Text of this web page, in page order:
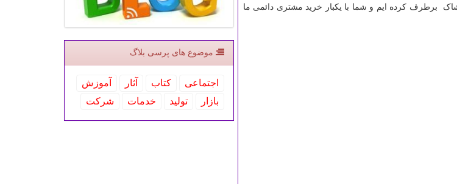
برطرف کرده ایم و شما با یکبار خرید مشتری دائمی ما
موضوع های پرسی بلاگ
اجتماعی كتاب آثار
آموزش
بازار
تولید خدمات شركت